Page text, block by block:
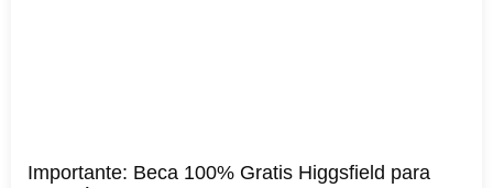
Importante: Beca 100% Gratis Higgsfield para